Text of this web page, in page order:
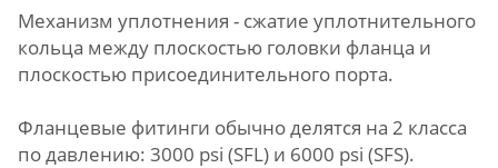
Механизм уплотнения - сжатие уплотнительного
кольца между плоскостью головки фланца и
плоскостью присоединительного порта.
Фланцевые фитинги обычно делятся на 2 класса
по давлению: 3000 psi (SFL) и 6000 psi (SFS).